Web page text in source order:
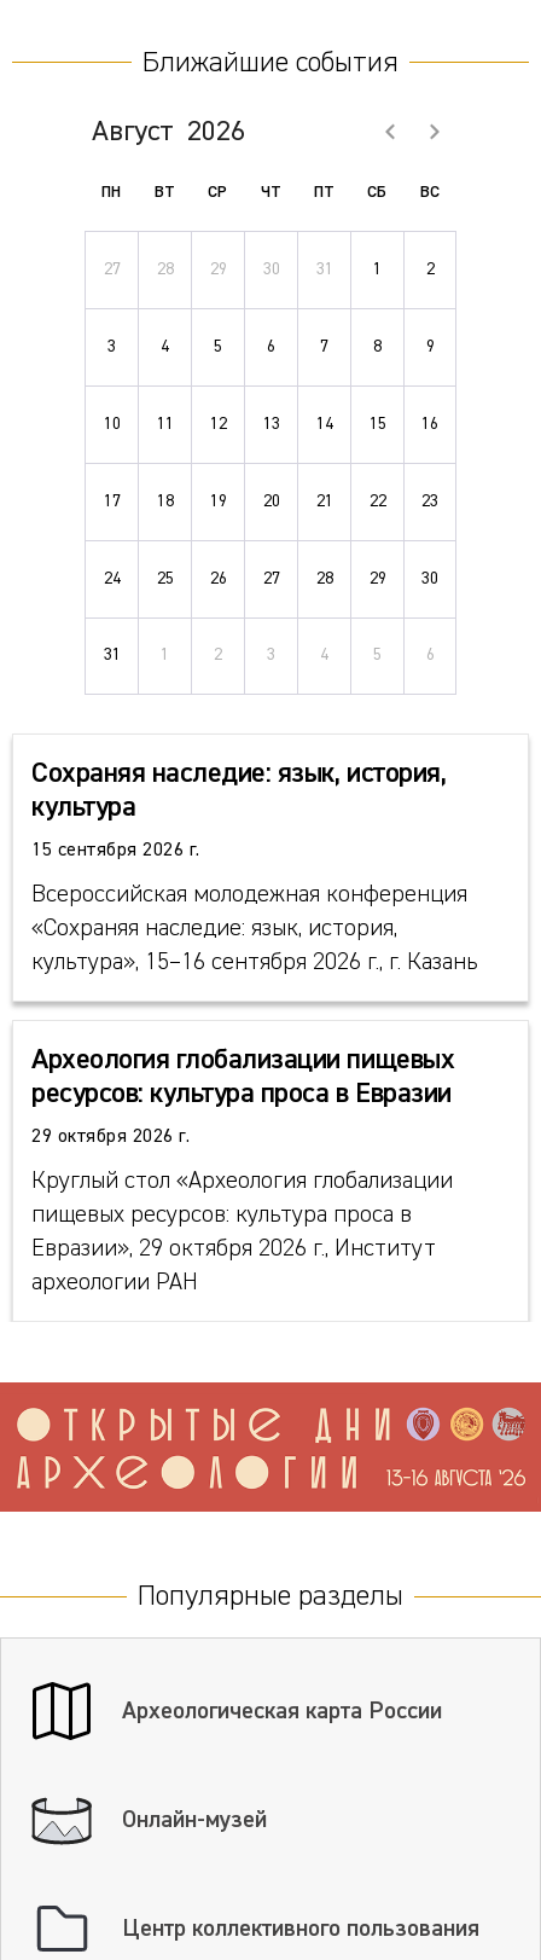
Ближайшие события
Август 2026
ПН ВТ СР ЧТ ПТ СБ ВС
27 28 29 30 31 1 2
3 4 5 6 7 8 9
10 11 12 13 14 15 16
17 18 19 20 21 22 23
24 25 26 27 28 29 30
31 1 2 3 4 5 6
Сохраняя наследие: язык, история,
культура
15 сентября 2026 г.
Всероссийская молодежная конференция
«Сохраняя наследие: язык, история,
культура», 15–16 сентября 2026 г., г. Казань
Археология глобализации пищевых
ресурсов: культура проса в Евразии
29 октября 2026 г.
Круглый стол «Археология глобализации
пищевых ресурсов: культура проса в
Евразии», 29 октября 2026 г., Институт
археологии РАН
Популярные разделы
Археологическая карта России
Онлайн-музей
Центр коллективного пользования